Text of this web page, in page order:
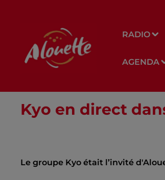
RADIO
AGENDA
Kyo en direct
Le groupe Kyo était l’invité